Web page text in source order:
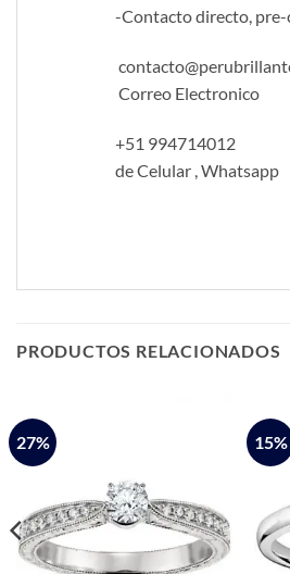
-Contacto directo, pre-
Correo Electronico
+51
de Celular , Whatsapp
PRODUCTOS RELACIONADOS
27% 15%